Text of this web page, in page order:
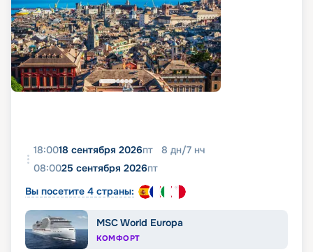
18:0018 сентября 2026пт 8 дн/7 нч
08:0025 сентября 2026пт
Вы посетите 4 страны:
MSC World Europa
КОМФОРТ